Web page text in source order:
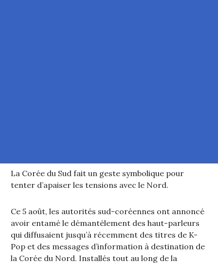
La Corée du Sud fait un geste symbolique pour
tenter d’apaiser les tensions avec le Nord.
Ce 5 août, les autorités sud-coréennes ont annoncé
avoir entamé le démantèlement des haut-parleurs
qui diffusaient jusqu’à récemment des titres de K-
Pop et des messages d’information à destination de
la Corée du Nord. Installés tout au long de la